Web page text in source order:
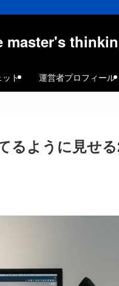
master's
ット 運営者プロフィール
るように見せ